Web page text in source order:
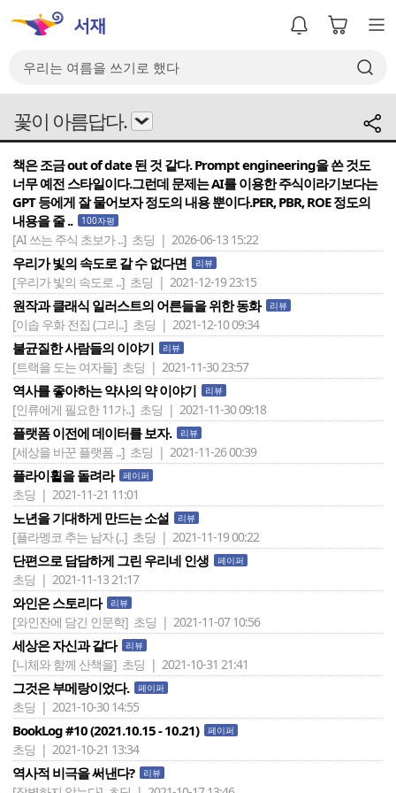
꽃이 아름답다.
책은 조금 out of date 된 것 같다. Prompt engineering을 쓴 것도
너무 예전 스타일이다.그런데 문제는 AI를 이용한 주식이라기보다는
GPT 등에게 잘 물어보자 정도의 내용 뿐이다.PER, PBR, ROE 정도의
내용을 줄 ..
100자평
[AI 쓰는 주식 초보가 ..] 초딩 | 2026-06-13 15:22
우리가 빛의 속도로 갈 수 없다면 리뷰
[우리가 빛의 속도로 ..] 초딩 | 2021-12-19 23:15
원작과 클래식 일러스트의 어른들을 위한 동화 리뷰
[이솝 우화 전집 (그리..] 초딩 | 2021-12-10 09:34
불균질한 사람들의 이야기 리뷰
[트랙을 도는 여자들] 초딩 | 2021-11-30 23:57
역사를 좋아하는 약사의 약 이야기 리뷰
[인류에게 필요한 11가..] 초딩 | 2021-11-30 09:18
플랫폼 이전에 데이터를 보자. 리뷰
[세상을 바꾼 플랫폼 ..] 초딩 | 2021-11-26 00:39
플라이휠을 돌려라 페이퍼
초딩 | 2021-11-21 11:01
노년을 기대하게 만드는 소설 리뷰
[플라멩코 추는 남자 (..] 초딩 | 2021-11-19 00:22
단편으로 담담하게 그린 우리네 인생 페이퍼
초딩 | 2021-11-13 21:17
와인은 스토리다 리뷰
[와인잔에 담긴 인문학] 초딩 | 2021-11-07 10:56
세상은 자신과 같다 리뷰
[니체와 함께 산책을] 초딩 | 2021-10-31 21:41
그것은 부메랑이었다. 페이퍼
초딩 | 2021-10-30 14:55
BookLog #10 (2021.10.15 - 10.21) 페이퍼
초딩 | 2021-10-21 13:34
역사적 비극을 써낸다? 리뷰